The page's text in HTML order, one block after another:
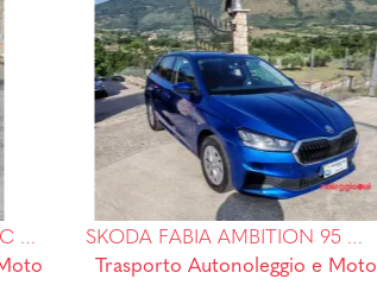
SKODA FABIA AMBITION 95 CV - RENT TO BUY (ANCHE NEOPATENTATI) RENAULT CLIO NO SCORING
Trasporto Autonoleggio e Moto